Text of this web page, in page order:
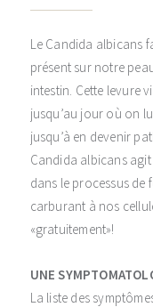
Le Candida albicans
présent sur notre
intestin. Cette levure
jusqu’au jour où on
jusqu’à en devenir
Candida albicans
dans le processus
carburant à nos
«gratuitement»!
UNE
La liste des